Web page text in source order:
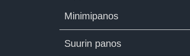
Minimipanos
Suurin panos